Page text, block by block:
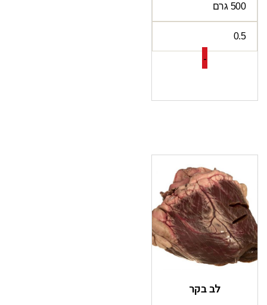
-
לב בקר